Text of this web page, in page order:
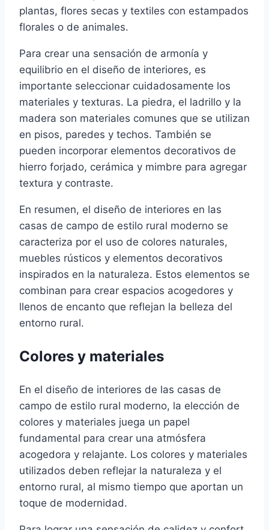
plantas, flores secas y textiles con estampados
florales o de animales.
Para crear una sensación de armonía y
equilibrio en el diseño de interiores, es
importante seleccionar cuidadosamente los
materiales y texturas. La piedra, el ladrillo y la
madera son materiales comunes que se utilizan
en pisos, paredes y techos. También se
pueden incorporar elementos decorativos de
hierro forjado, cerámica y mimbre para agregar
textura y contraste.
En resumen, el diseño de interiores en las
casas de campo de estilo rural moderno se
caracteriza por el uso de colores naturales,
muebles rústicos y elementos decorativos
inspirados en la naturaleza. Estos elementos se
combinan para crear espacios acogedores y
llenos de encanto que reflejan la belleza del
entorno rural.
Colores y materiales
En el diseño de interiores de las casas de
campo de estilo rural moderno, la elección de
colores y materiales juega un papel
fundamental para crear una atmósfera
acogedora y relajante. Los colores y materiales
utilizados deben reflejar la naturaleza y el
entorno rural, al mismo tiempo que aportan un
toque de modernidad.